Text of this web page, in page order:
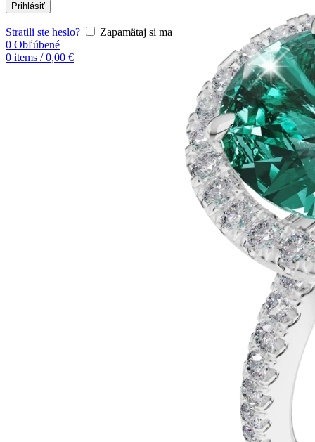
Prihlásiť
Stratili ste heslo?
Zapamätaj si ma
0 Obľúbené
0 items / 0,00 €